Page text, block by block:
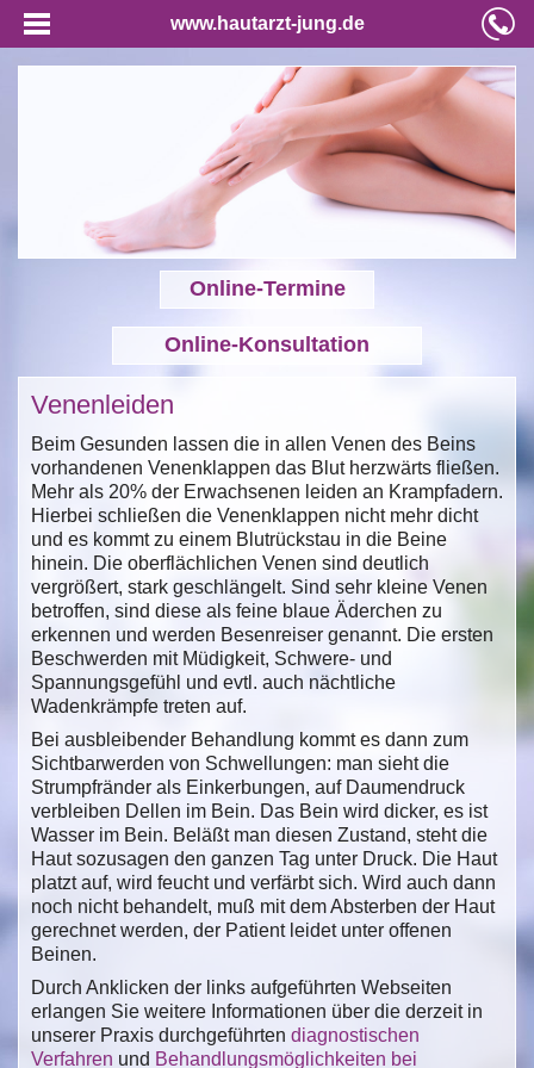
www.hautarzt-jung.de
Online-Termine
Online-Konsultation
Venenleiden
Beim Gesunden lassen die in allen Venen des Beins
vorhandenen Venenklappen das Blut herzwärts fließen.
Mehr als 20% der Erwachsenen leiden an Krampfadern.
Hierbei schließen die Venenklappen nicht mehr dicht
und es kommt zu einem Blutrückstau in die Beine
hinein. Die oberflächlichen Venen sind deutlich
vergrößert, stark geschlängelt. Sind sehr kleine Venen
betroffen, sind diese als feine blaue Äderchen zu
erkennen und werden Besenreiser genannt. Die ersten
Beschwerden mit Müdigkeit, Schwere- und
Spannungsgefühl und evtl. auch nächtliche
Wadenkrämpfe treten auf.
Bei ausbleibender Behandlung kommt es dann zum
Sichtbarwerden von Schwellungen: man sieht die
Strumpfränder als Einkerbungen, auf Daumendruck
verbleiben Dellen im Bein. Das Bein wird dicker, es ist
Wasser im Bein. Beläßt man diesen Zustand, steht die
Haut sozusagen den ganzen Tag unter Druck. Die Haut
platzt auf, wird feucht und verfärbt sich. Wird auch dann
noch nicht behandelt, muß mit dem Absterben der Haut
gerechnet werden, der Patient leidet unter offenen
Beinen.
Durch Anklicken der links aufgeführten Webseiten
erlangen Sie weitere Informationen über die derzeit in
unserer Praxis durchgeführten diagnostischen
Verfahren und Behandlungsmöglichkeiten bei